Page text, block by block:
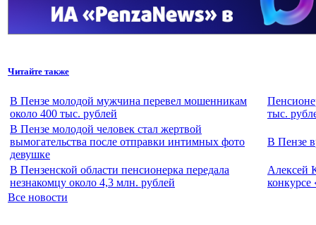
Читайте также
В Пензе молодой мужчина перевел мошенникам
около 400 тыс. рублей
тыс.
В Пензе молодой человек стал жертвой
вымогательства после отправки интимных фото
девушке
В Пензе
В Пензенской области пенсионерка передала
незнакомцу около 4,3 млн. рублей
Алексей
Все новости